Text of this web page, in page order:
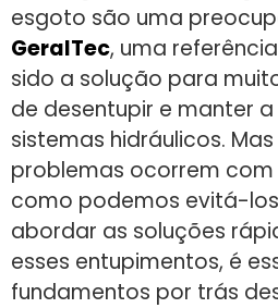
esgoto são uma
GeralTec, uma
sido a solução para
de desentupir e manter
sistemas hidráulicos.
problemas ocorrem
como podemos evitá-
abordar as soluções
esses entupimentos, é
fundamentos por trás